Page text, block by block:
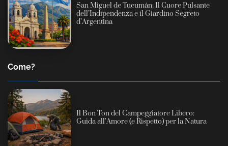
San Miguel de Tucumán: Il Cuore Pulsante
dell’Indipendenza e il Giardino Segreto
d’Argentina
Come?
Il Bon Ton del Campeggiatore Libero:
Guida all’Amore (e Rispetto) per la Natura